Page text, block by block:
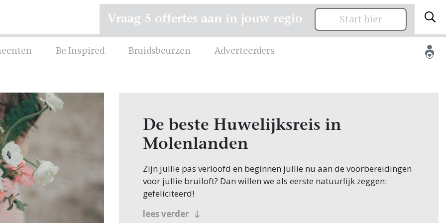
Be Inspired Bruidsbeurzen Adverteerders
Vraag 5 offertes aan in jouw regio Start hier
De beste Huwelijksreis in
Molenlanden
Zijn jullie pas verloofd en beginnen jullie nu aan de voorbereidingen
voor jullie bruiloft? Dan willen we als eerste natuurlijk zeggen:
gefeliciteerd!
Veel bruidsparen beginnen hun zoektocht naar Huwelijksreis, en
lees verder